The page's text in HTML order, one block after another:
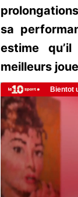
sa
estime
meilleurs